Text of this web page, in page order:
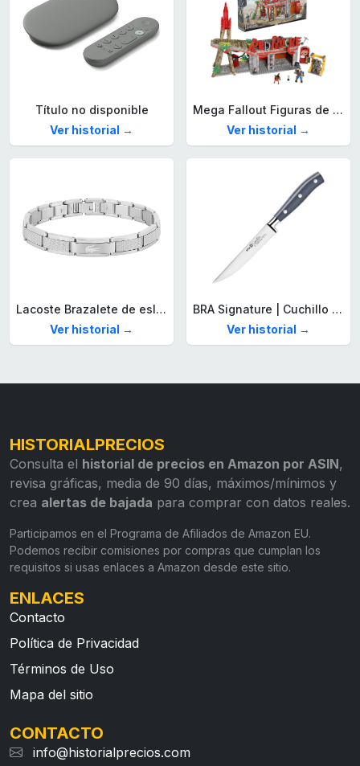
Título no disponible
Ver historial →
Mega Fallout Figuras de acción y Juguetes de construcción, Parada de Camiones Red Rocket con 824 Piezas, 2 Personajes articulados y Accesorios, para coleccionistas, HXT00
Ver historial →
Lacoste Brazalete de eslabón para Hombre Colección STENCIL de Acero inoxidable
Ver historial →
BRA Signature | Cuchillo tomatero 120 mm, Acero Inoxidable alemán forjado con Molibdeno Vanadio, Mango Remachado ABS, Diseño Ergonómico, Hoja 1,6 mm espesor
Ver historial →
HISTORIALPRECIOS
Consulta el historial de precios en Amazon por ASIN,
revisa gráficas, media de 90 días, máximos/mínimos y
crea alertas de bajada para comprar con datos reales.
Participamos en el Programa de Afiliados de Amazon EU.
Podemos recibir comisiones por compras que cumplan los
requisitos si usas enlaces a Amazon desde este sitio.
ENLACES
Contacto
Política de Privacidad
Términos de Uso
Mapa del sitio
CONTACTO
info@historialprecios.com